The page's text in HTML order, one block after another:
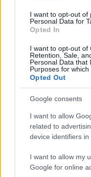
I want to opt-out of
Personal Data for
Opted In
I want to opt-out of
Retention, Sale,
Personal Data that
Purposes for which
Opted Out
Google consents
I want to allow
related to
device identifiers in
I want to allow my
Google for online
Continua a
TEEN NEWS